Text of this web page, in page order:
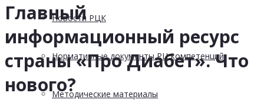
Новости РЦК
Нормативные документы РЦ компетенций
Методические материалы
Главный
информационный ресурс
страны «Про Диабет». Что
нового?